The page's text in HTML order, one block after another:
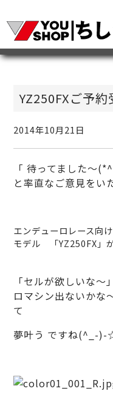
YZ250FXご予約
2014年10月21日
「 待ってました
と率直なご意見をい
エンデューロレース向
モデル 「YZ250FX」
「セルが欲しいな
ロマシン出ないか
て
夢叶う ですね(^_-